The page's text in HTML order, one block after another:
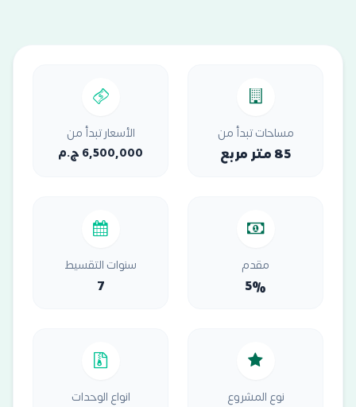
مساحات تبدأ من
85 متر مربع
الأسعار تبدأ من
6,500,000 ج.م
مقدم
5%
سنوات التقسيط
7
نوع المشروع انواع الوحدات